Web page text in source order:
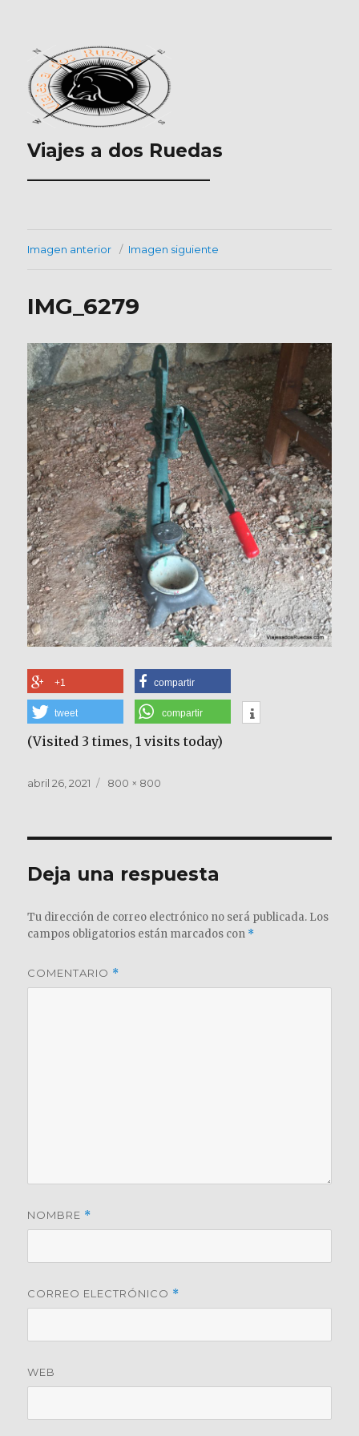
Viajes a dos Ruedas
___________________
Imagen anterior Imagen siguiente
IMG_6279
+1 compartir
tweet compartir
(Visited 3 times, 1 visits today)
Publicado
abril 26, 2021
Tamaño
800 × 800
Deja una respuesta
Tu dirección de correo electrónico no será publicada. Los
campos obligatorios están marcados con *
COMENTARIO *
NOMBRE *
CORREO ELECTRÓNICO *
WEB